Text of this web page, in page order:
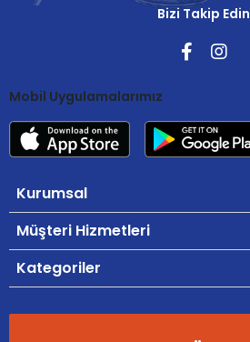
Bizi Takip Edin
Mobil Uygulamalarımız
Kurumsal
Müşteri Hizmetleri
Kategoriler